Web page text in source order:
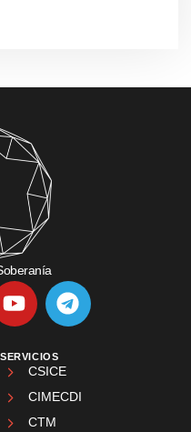
SERVICIOS
CSICE
CIMECDI
CTM